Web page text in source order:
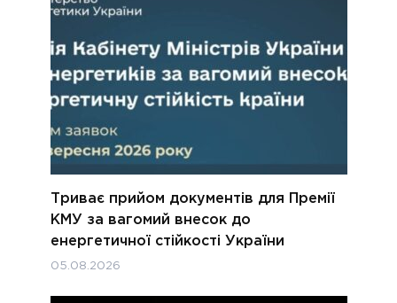
Триває прийом документів для Премії
КМУ за вагомий внесок до
енергетичної стійкості України
05.08.2026